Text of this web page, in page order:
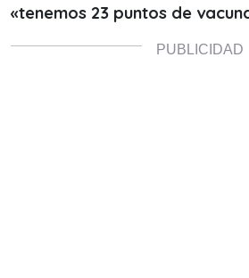
«tenemos 23 puntos de